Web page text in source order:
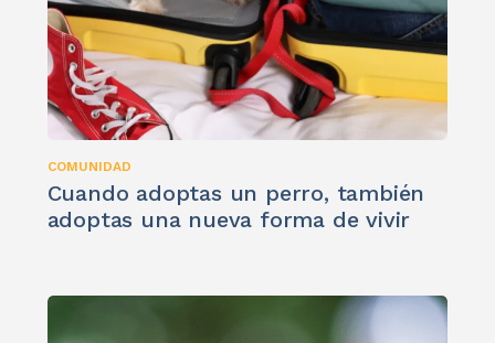
COMUNIDAD
Cuando adoptas un perro, también
adoptas una nueva forma de vivir